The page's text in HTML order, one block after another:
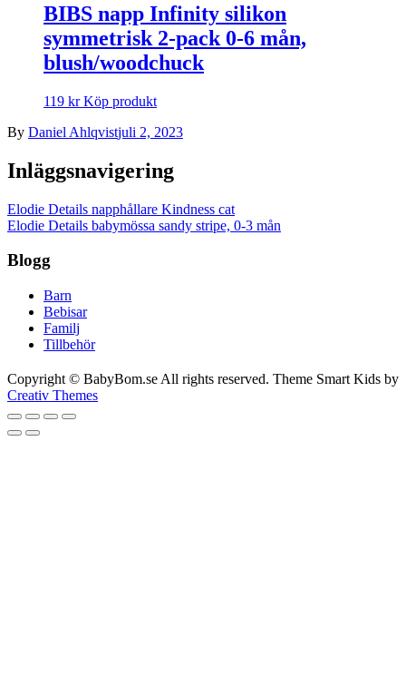
BIBS napp Infinity silikon
symmetrisk 2-pack 0-6 mån,
blush/woodchuck
119 kr Köp produkt
By Daniel Ahlqvistjuli 2, 2023
Inläggsnavigering
Elodie Details napphållare Kindness cat
Elodie Details babymössa sandy stripe, 0-3 mån
Blogg
Barn
Bebisar
Familj
Tillbehör
Copyright © BabyBom.se All rights reserved. Theme Smart Kids by
Creativ Themes